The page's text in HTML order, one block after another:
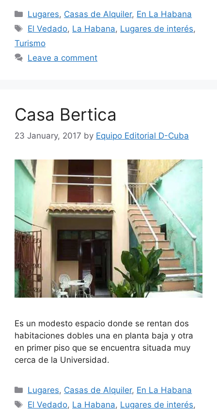
Categories
Lugares, Casas de Alquiler, En La Habana
Tags
El Vedado, La Habana, Lugares de interés,
Turismo
Leave a comment
Casa Bertica
23 January, 2017 by Equipo Editorial D-Cuba
Es un modesto espacio donde se rentan dos
habitaciones dobles una en planta baja y otra
en primer piso que se encuentra situada muy
cerca de la Universidad.
Categories
Lugares, Casas de Alquiler, En La Habana
Tags
El Vedado, La Habana, Lugares de interés,